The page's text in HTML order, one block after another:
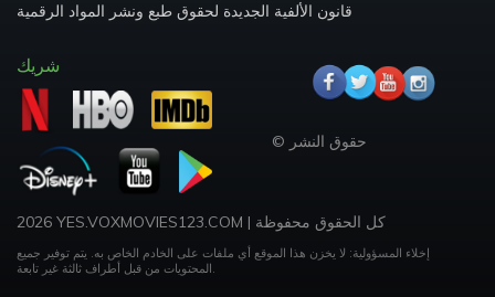
قانون الألفية الجديدة لحقوق طبع ونشر المواد الرقمية
شريك
حقوق النشر ©
2026 YES.VOXMOVIES123.COM | كل الحقوق محفوظة
إخلاء المسؤولية: لا يخزن هذا الموقع أي ملفات على الخادم الخاص به. يتم توفير جميع